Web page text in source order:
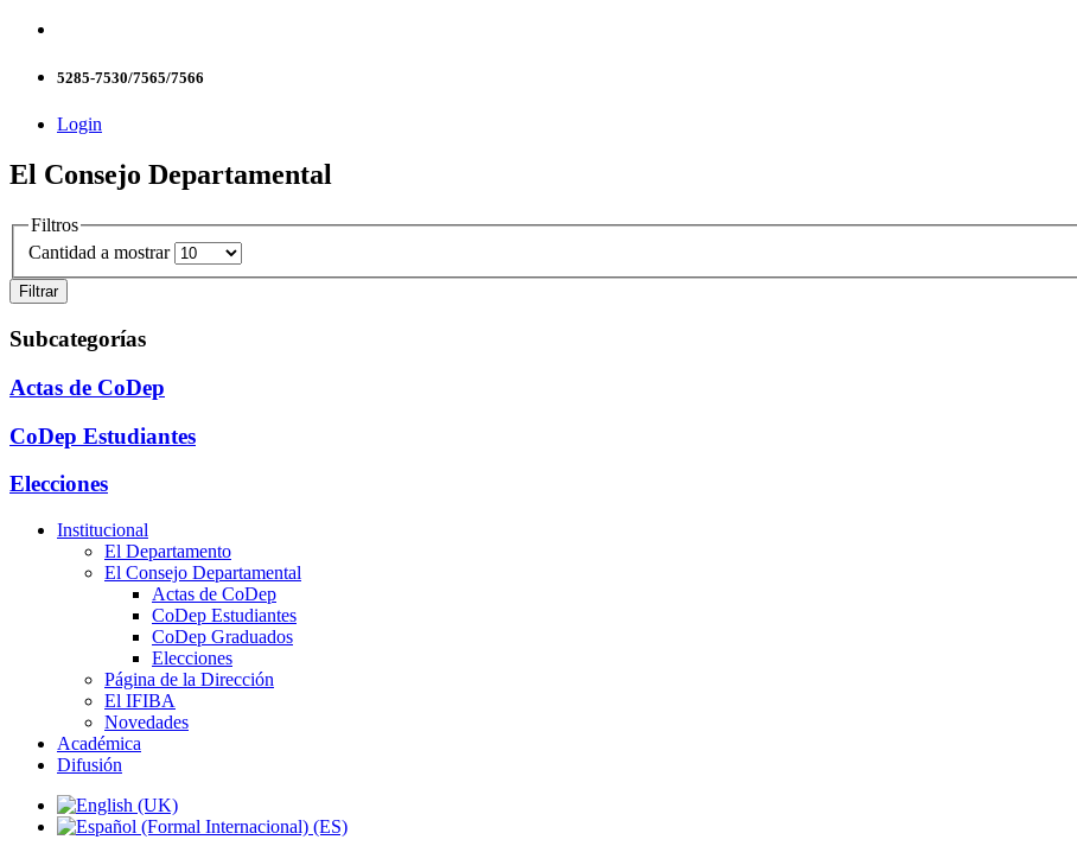
5285-7530/7565/7566
Login
El Consejo Departamental
Filtros
Cantidad a mostrar
Filtrar
Subcategorías
Actas de CoDep
CoDep Estudiantes
Elecciones
Institucional
El Departamento
El Consejo Departamental
Actas de CoDep
CoDep Estudiantes
CoDep Graduados
Elecciones
Página de la Dirección
El IFIBA
Novedades
Académica
Difusión